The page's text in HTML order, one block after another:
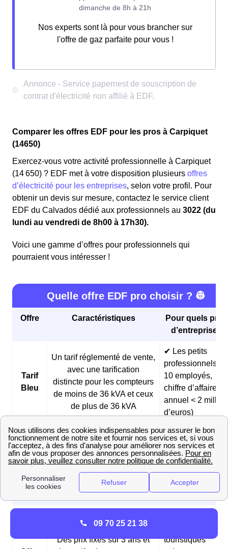
Nos experts sont là pour vous brancher sur
l'offre de gaz parfaite pour vous !
Comparer les offres EDF pour les pros à Carpiquet
(14650)
Exercez-vous votre activité professionnelle à Carpiquet
(14 650) ? EDF met à votre disposition plusieurs offres
d’électricité pour les entreprises, selon votre profil. Pour
obtenir un devis sur mesure, contactez le service client
EDF du Calvados dédié aux professionnels au 3022 (du
lundi au vendredi de 8h00 à 17h30).
Voici une gamme d’offres pour professionnels qui
pourraient vous intéresser !
Quelle offre EDF pro choisir ? 👷
Offre Caractéristiques
Pour quels
d’entreprises
Tarif
Bleu
Un tarif réglementé de vente,
avec une tarification
distincte pour les compteurs
de moins de 36 kVA et ceux
de plus de 36 kVA
✔ Les petits
professionnels (<
10 employés,
chiffre d’affaires
annuel < 2
d’euros)
Offre
Des prix fixes sur 3 ans et
des tarifs réduits pendant les
heures creuses du matin
✔ Les
et les pâtisseries
✔ Les fermes
professionnels
matinaux
Des prix fixes sur 3 ans et
touristiques
09 70 25 21 38